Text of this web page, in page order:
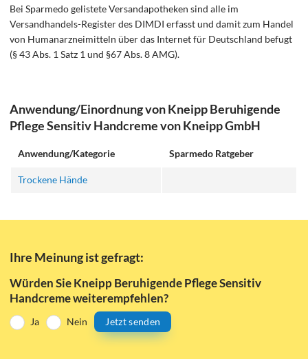
Bei Sparmedo gelistete Versandapotheken sind alle im
Versandhandels-Register des DIMDI erfasst und damit zum Handel
von Humanarzneimitteln über das Internet für Deutschland befugt
(§ 43 Abs. 1 Satz 1 und §67 Abs. 8 AMG).
Anwendung/Einordnung von Kneipp Beruhigende
Pflege Sensitiv Handcreme von Kneipp GmbH
Anwendung/Kategorie Sparmedo Ratgeber
Trockene Hände
Ihre Meinung ist gefragt:
Würden Sie Kneipp Beruhigende Pflege Sensitiv
Handcreme weiterempfehlen?
Ja Nein Jetzt senden